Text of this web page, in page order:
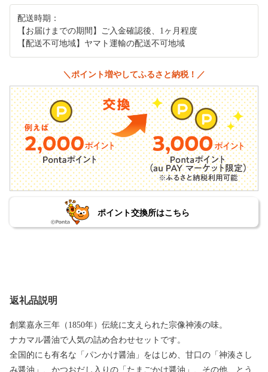
配送時期：
【お届けまでの期間】ご入金確認後、1ヶ月程度
【配送不可地域】ヤマト運輸の配送不可地域
＼ポイント増やしてふるさと納税！／
ポイント交換所はこちら
返礼品説明
創業嘉永三年（1850年）伝統に支えられた宗像神湊の味。
ナカマル醤油で人気の詰め合わせセットです。
全国的にも有名な「パンかけ醤油」をはじめ、甘口の「神湊さし
み醤油」、かつおだし入りの「たまごかけ醤油」、その他、とう